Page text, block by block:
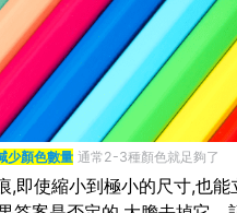
少顏色數量 通常2-3種顏色就足夠了
使縮小到極小的尺寸,也